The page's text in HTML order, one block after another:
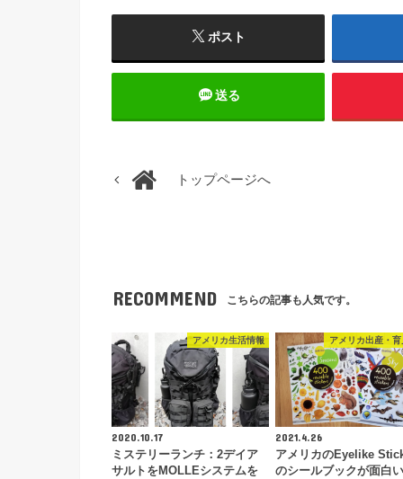
ポスト
送る
トップページへ
RECOMMEND こちらの記事も人気です。
アメリカ生活情報
2020.10.17
ミステリーランチ：2デイア
サルトをMOLLEシステムを
アメリカ出産・育
2021.4.26
アメリカのEyelike
のシールブックが面白